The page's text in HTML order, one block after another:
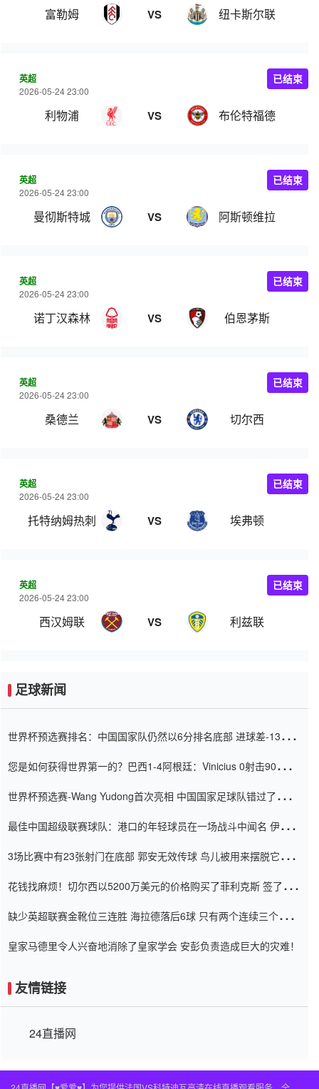
富勒姆 VS 纽卡斯尔联
英超
2026-05-24 23:00
利物浦 VS 布伦特福德
已结束
英超
2026-05-24 23:00
曼彻斯特城 VS 阿斯顿维拉
已结束
英超
2026-05-24 23:00
诺丁汉森林 VS 伯恩茅斯
已结束
英超
2026-05-24 23:00
桑德兰 VS 切尔西
已结束
英超
2026-05-24 23:00
托特纳姆热刺 VS 埃弗顿
已结束
英超
2026-05-24 23:00
西汉姆联 VS 利兹联
已结束
足球新闻
世界杯预选赛排名：中国国家队仍然以6分排名底部 进球差-13令人
您是如何获得世界第一的？巴西1-4阿根廷：Vinicius 0射击90分钟
世界杯预选赛-Wang Yudong首次亮相 中国国家足球队错过了世界
最佳中国超级联赛球队：港口的年轻球员在一场战斗中闻名 伊万放
3场比赛中有23张射门在底部 郭安无效传球 鸟儿被用来摆脱它
花钱找麻烦！切尔西以5200万美元的价格购买了菲利克斯 签了7年
缺少英超联赛金靴位三连胜 海拉德落后6球 只有两个连续三个连续
皇家马德里令人兴奋地消除了皇家学会 安彭负责造成巨大的灾难！
友情链接
24直播网